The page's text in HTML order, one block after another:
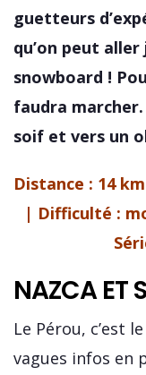
guetteurs
qu’on peut aller
snowboard !
faudra
soif et vers un
Distance : 14
| Difficulté :
NAZCA ET
Le Pérou, c’est
vagues infos en